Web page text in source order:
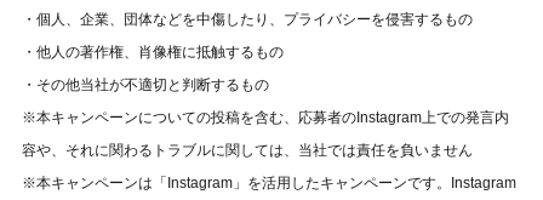
・個人、企業、団体などを中傷したり、プライバシーを侵害するもの
・他人の著作権、肖像権に抵触するもの
・その他当社が不適切と判断するもの
※本キャンペーンについての投稿を含む、応募者のInstagram上での発言内
容や、それに関わるトラブルに関しては、当社では責任を負いません
※本キャンペーンは「Instagram」を活用したキャンペーンです。Instagram